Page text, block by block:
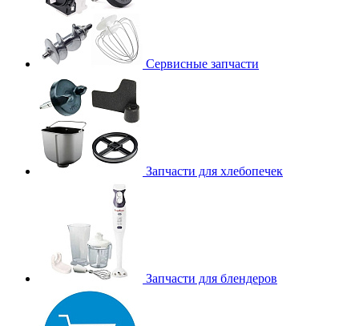
Сервисные запчасти
Запчасти для хлебопечек
Запчасти для блендеров